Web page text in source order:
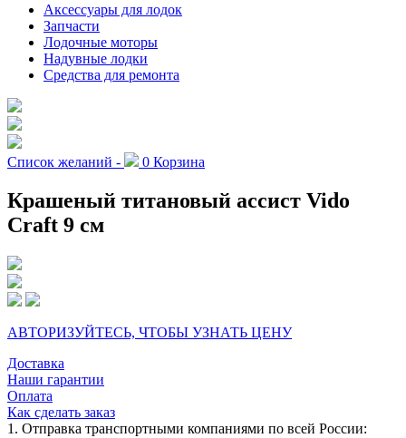
Аксессуары для лодок
Запчасти
Лодочные моторы
Надувные лодки
Средства для ремонта
Список желаний - 0 Корзина
Крашеный титановый ассист Vido
Craft 9 см
АВТОРИЗУЙТЕСЬ, ЧТОБЫ УЗНАТЬ ЦЕНУ
Доставка
Наши гарантии
Оплата
Как сделать заказ
1. Отправка транспортными компаниями по всей России: